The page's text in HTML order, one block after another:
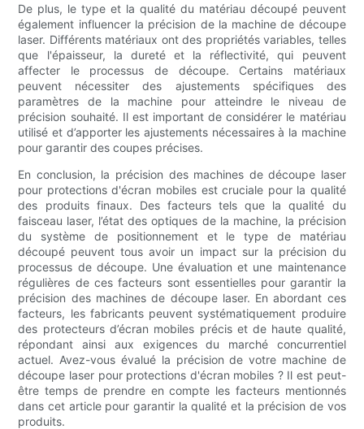
De plus, le type et la qualité du matériau découpé peuvent
également influencer la précision de la machine de découpe
laser. Différents matériaux ont des propriétés variables, telles
que l'épaisseur, la dureté et la réflectivité, qui peuvent
affecter le processus de découpe. Certains matériaux
peuvent nécessiter des ajustements spécifiques des
paramètres de la machine pour atteindre le niveau de
précision souhaité. Il est important de considérer le matériau
utilisé et d’apporter les ajustements nécessaires à la machine
pour garantir des coupes précises.
En conclusion, la précision des machines de découpe laser
pour protections d'écran mobiles est cruciale pour la qualité
des produits finaux. Des facteurs tels que la qualité du
faisceau laser, l’état des optiques de la machine, la précision
du système de positionnement et le type de matériau
découpé peuvent tous avoir un impact sur la précision du
processus de découpe. Une évaluation et une maintenance
régulières de ces facteurs sont essentielles pour garantir la
précision des machines de découpe laser. En abordant ces
facteurs, les fabricants peuvent systématiquement produire
des protecteurs d’écran mobiles précis et de haute qualité,
répondant ainsi aux exigences du marché concurrentiel
actuel. Avez-vous évalué la précision de votre machine de
découpe laser pour protections d'écran mobiles ? Il est peut-
être temps de prendre en compte les facteurs mentionnés
dans cet article pour garantir la qualité et la précision de vos
produits.